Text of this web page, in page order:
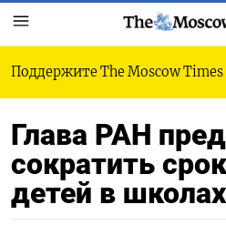
Поддержите The Moscow Times
Глава РАН
сократить
детей в школах